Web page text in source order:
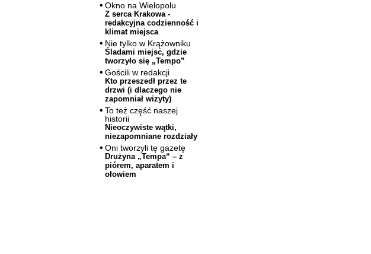
Okno na Wielopolu
Z serca Krakowa -
redakcyjna codzienność i
klimat miejsca
Nie tylko w Krążowniku
Śladami miejsc, gdzie
tworzyło się „Tempo”
Gościli w redakcji
Kto przeszedł przez te
drzwi (i dlaczego nie
zapomniał wizyty)
To też część naszej
historii
Nieoczywiste wątki,
niezapomniane rozdziały
Oni tworzyli tę gazetę
Drużyna „Tempa“ – z
piórem, aparatem i
ołowiem